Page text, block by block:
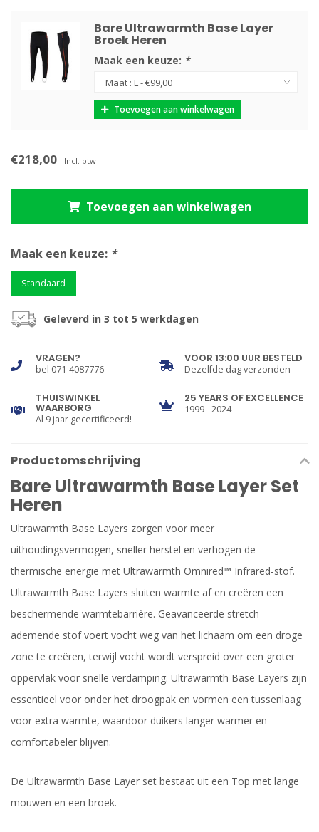
Bare Ultrawarmth Base Layer
Broek Heren
Maak een keuze: *
Toevoegen aan winkelwagen
€218,00 Incl. btw
Toevoegen aan winkelwagen
Maak een keuze: *
Standaard
Geleverd in 3 tot 5 werkdagen
VRAGEN?
bel 071-4087776
VOOR 13:00 UUR BESTELD
Dezelfde dag verzonden
THUISWINKEL
WAARBORG
Al 9 jaar gecertificeerd!
25 YEARS OF EXCELLENCE
1999 - 2024
Productomschrijving
Bare Ultrawarmth Base Layer Set
Heren
Ultrawarmth Base Layers zorgen voor meer
uithoudingsvermogen, sneller herstel en verhogen de
thermische energie met Ultrawarmth Omnired™ Infrared-stof.
Ultrawarmth Base Layers sluiten warmte af en creëren een
beschermende warmtebarrière. Geavanceerde stretch-
ademende stof voert vocht weg van het lichaam om een ​​droge
zone te creëren, terwijl vocht wordt verspreid over een groter
oppervlak voor snelle verdamping. Ultrawarmth Base Layers zijn
essentieel voor onder het droogpak en vormen een tussenlaag
voor extra warmte, waardoor duikers langer warmer en
comfortabeler blijven.
De Ultrawarmth Base Layer set bestaat uit een Top met lange
mouwen en een broek.